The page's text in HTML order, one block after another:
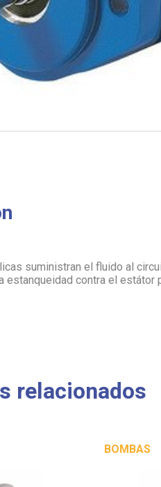
suministran el fluido al
estanqueidad contra el
relacionados
BOMBAS